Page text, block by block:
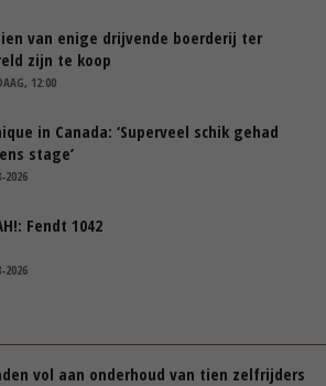
van enige drijvende boerderij ter
zijn te koop
12:00
in Canada: ‘Superveel schik gehad
stage’
2026
Fendt 1042
2026
vol aan onderhoud van tien zelfrijders